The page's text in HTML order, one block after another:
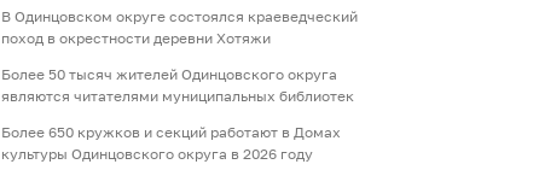
В Одинцовском округе состоялся краеведческий
поход в окрестности деревни Хотяжи
Более 50 тысяч жителей Одинцовского округа
являются читателями муниципальных библиотек
Более 650 кружков и секций работают в Домах
культуры Одинцовского округа в 2026 году